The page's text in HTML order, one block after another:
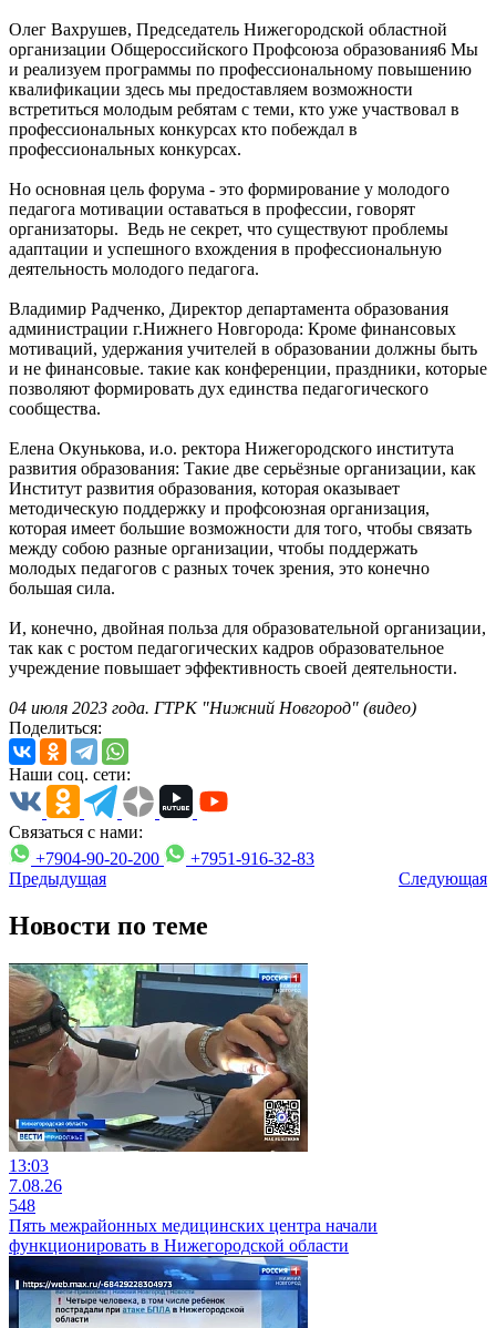
Олег Вахрушев, Председатель Нижегородской областной
организации Общероссийского Профсоюза образования6 Мы
и реализуем программы по профессиональному повышению
квалификации здесь мы предоставляем возможности
встретиться молодым ребятам с теми, кто уже участвовал в
профессиональных конкурсах кто побеждал в
профессиональных конкурсах.
Но основная цель форума - это формирование у молодого
педагога мотивации оставаться в профессии, говорят
организаторы. Ведь не секрет, что существуют проблемы
адаптации и успешного вхождения в профессиональную
деятельность молодого педагога.
Владимир Радченко, Директор департамента образования
администрации г.Нижнего Новгорода: Кроме финансовых
мотиваций, удержания учителей в образовании должны быть
и не финансовые. такие как конференции, праздники, которые
позволяют формировать дух единства педагогического
сообщества.
Елена Окунькова, и.о. ректора Нижегородского института
развития образования: Такие две серьёзные организации, как
Институт развития образования, которая оказывает
методическую поддержку и профсоюзная организация,
которая имеет большие возможности для того, чтобы связать
между собою разные организации, чтобы поддержать
молодых педагогов с разных точек зрения, это конечно
большая сила.
И, конечно, двойная польза для образовательной организации,
так как с ростом педагогических кадров образовательное
учреждение повышает эффективность своей деятельности.
04 июля 2023 года. ГТРК "Нижний Новгород" (видео)
Поделиться:
Наши соц. сети:
Связаться с нами:
+7904-90-20-200
+7951-916-32-83
Предыдущая
Следующая
Новости по теме
13:03
7.08.26
548
Пять межрайонных медицинских центра начали
функционировать в Нижегородской области